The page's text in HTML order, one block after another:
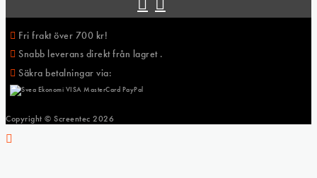
Fri frakt över 700 kr!
Snabb leverans direkt från lagret .
Säkra betalningar via:
Copyright © Screentec 2026